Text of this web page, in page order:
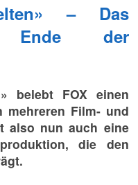
– Das
Ende der
belebt FOX einen
mehreren Film- und
also nun auch eine
die den